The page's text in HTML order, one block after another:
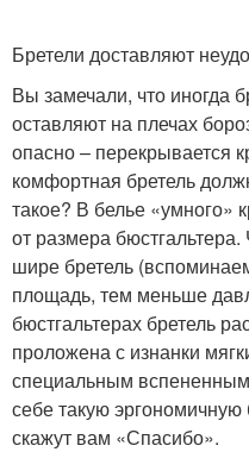
Бретели доставляют
Вы замечали, что иногда
оставляют на плечах
опасно – перекрывается
комфортная бретель
такое? В белье «умного»
от размера
шире бретель
площадь, тем меньше
бюстгальтерах бретель
проложена с изнанки
специальным
себе такую
скажут вам «Спасибо».